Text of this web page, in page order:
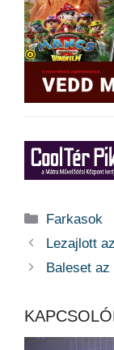
Kategória
Farkasok
Lezajlott
Baleset az